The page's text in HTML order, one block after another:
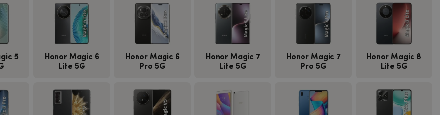
5
Honor Magic 6
Lite 5G
Honor Magic 6
Pro 5G
Honor Magic 7
Lite 5G
Honor Magic 7
Pro 5G
Honor Magic 8
Lite 5G